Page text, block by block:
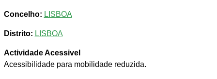
Concelho: LISBOA
Distrito: LISBOA
Actividade Acessivel
Acessibilidade para mobilidade reduzida.